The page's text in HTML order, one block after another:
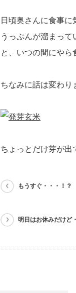
日頃奥さんに食事
うっぷんが溜まって
と、いつの間にやら
ちなみに話は変わり
ちょっとだけ芽が出
もうすぐ・・・！？
明日はお休みだけど